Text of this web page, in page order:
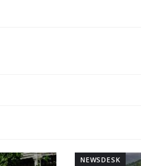
NEWSDESK